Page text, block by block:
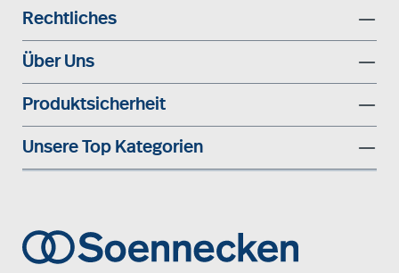
Rechtliches
Über Uns
Produktsicherheit
Unsere Top Kategorien